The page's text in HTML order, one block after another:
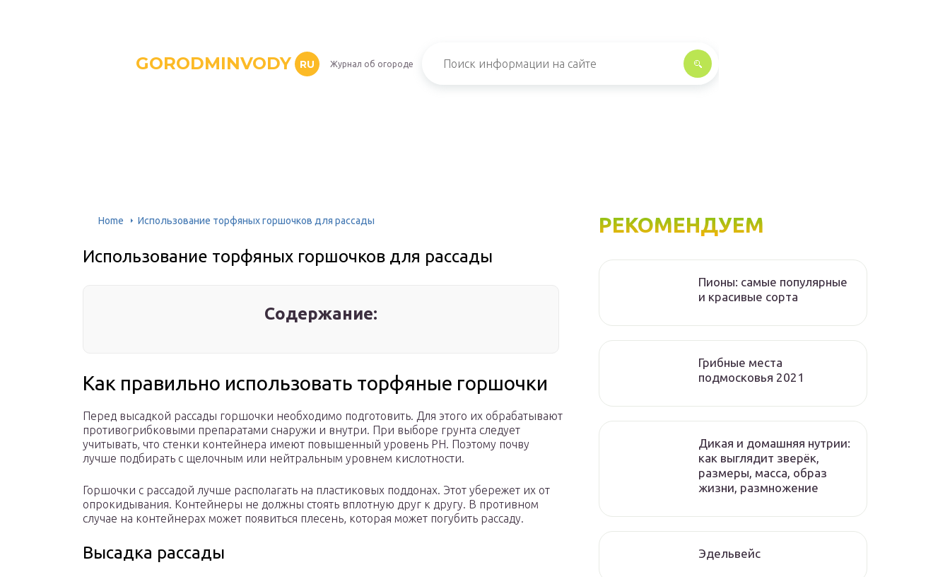
GORODMINVODY RU Журнал об огороде
Home Использование торфяных горшочков для рассады
Использование торфяных горшочков для рассады
Содержание:
Как правильно использовать торфяные горшочки
Перед высадкой рассады горшочки необходимо подготовить. Для этого их обрабатывают
противогрибковыми препаратами снаружи и внутри. При выборе грунта следует
учитывать, что стенки контейнера имеют повышенный уровень PH. Поэтому почву
лучше подбирать с щелочным или нейтральным уровнем кислотности.
Горшочки с рассадой лучше располагать на пластиковых поддонах. Этот убережет их от
опрокидывания. Контейнеры не должны стоять вплотную друг к другу. В противном
случае на контейнерах может появиться плесень, которая может погубить рассаду.
Высадка рассады
РЕКОМЕНДУЕМ
Пионы: самые популярные
и красивые сорта
Грибные места
подмосковья 2021
Дикая и домашняя нутрии:
как выглядит зверёк,
размеры, масса, образ
жизни, размножение
Эдельвейс